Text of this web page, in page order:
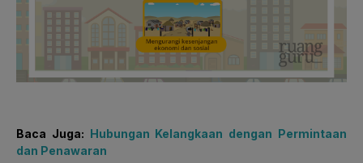
Baca Juga: Hubungan Kelangkaan dengan Permintaan
dan Penawaran